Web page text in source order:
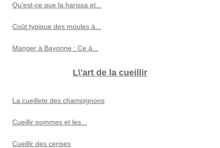
Qu'est-ce que la harissa et...
Coût typique des moules à...
Manger à Bayonne : Ce à...
L\'art de la cueillir
La cueillete des champignons
Cueillir pommes et les...
Cueillir des cerises